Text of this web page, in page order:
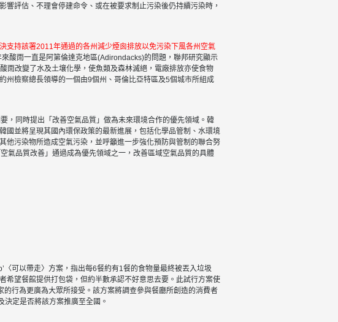
評估、不理會停建命令、或在被要求制止污染後仍持續污染時，
支持該署2011年通過的各州減少煙囪排放以免污染下風各州空氣
酸雨一直是阿第倫達克地區(Adirondacks)的問題，聯邦研究顯示
雨改變了水及土壤化學，使魚類及森林滅絕，電廠排放亦使食物
州檢察總長領導的一個由9個州、哥倫比亞特區及5個城市所組成
，同時提出「改善空氣品質」做為未來環境合作的優先領域。韓
國並將呈現其國內環保政策的最新進展，包括化學品管制、水環境
他污染物所造成空氣污染，並呼籲進一步強化預防與管制的聯合努
氣品質改善」通過成為優先領域之一，改善區域空氣品質的具體
可以帶走〉方案，指出每6餐約有1餐的食物量最終被丟入垃圾
希望餐館提供打包袋，但約半數承認不好意思去要。此試行方案使
行為更廣為大眾所接受。該方案將調查參與餐廳所創造的消費者
定是否將該方案推廣至全國。